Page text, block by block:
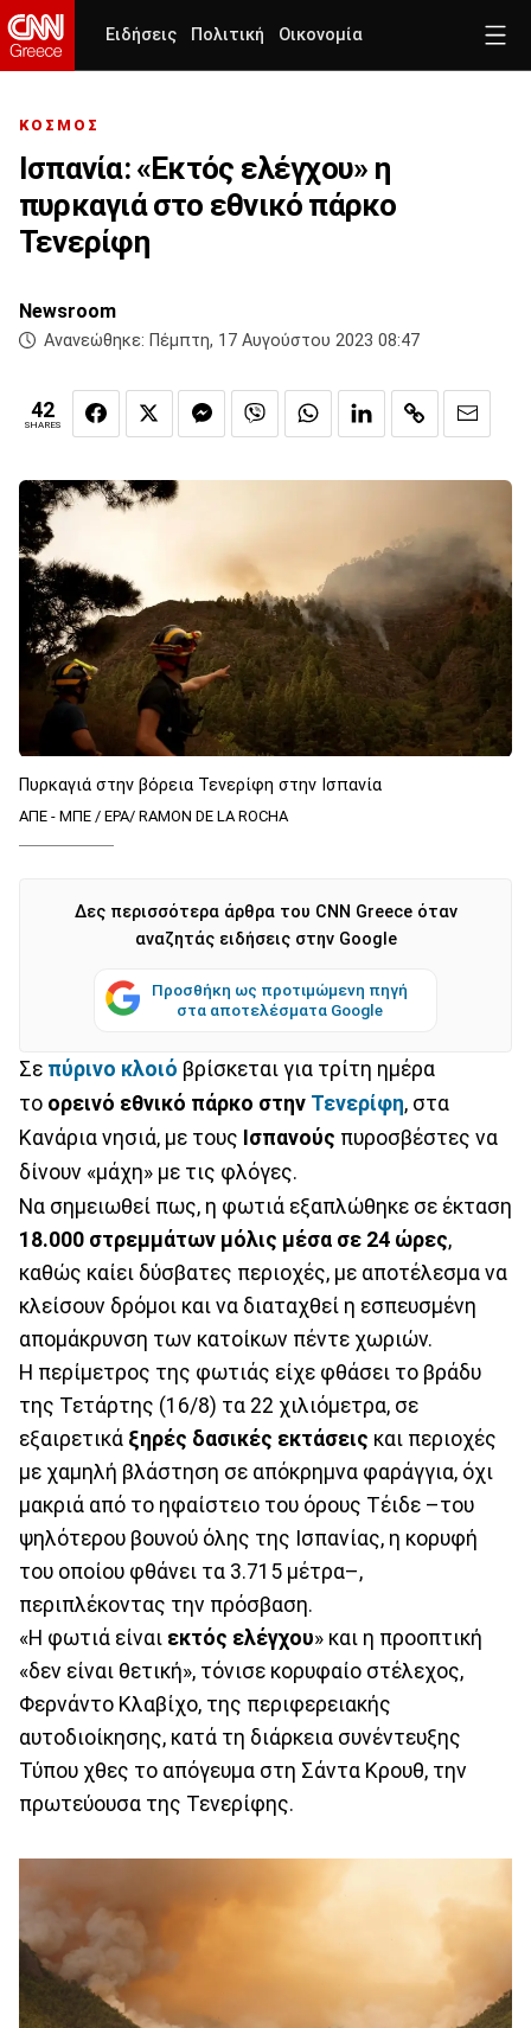
Ειδήσεις Πολιτική Οικονομία
ΚΟΣΜΟΣ
Ισπανία: «Εκτός ελέγχου» η
πυρκαγιά στο εθνικό πάρκο
Τενερίφη
Newsroom
Ανανεώθηκε: Πέμπτη, 17 Αυγούστου 2023 08:47
42
SHARES
Πυρκαγιά στην βόρεια Τενερίφη στην Ισπανία
ΑΠΕ - ΜΠΕ / EPA/ RAMON DE LA ROCHA
Δες περισσότερα άρθρα του CNN Greece όταν
αναζητάς ειδήσεις στην Google
Προσθήκη ως προτιμώμενη πηγή
στα αποτελέσματα Google
Σε πύρινο κλοιό βρίσκεται για τρίτη ημέρα
το ορεινό εθνικό πάρκο στην Τενερίφη, στα
Κανάρια νησιά, με τους Ισπανούς πυροσβέστες να
δίνουν «μάχη» με τις φλόγες.
Να σημειωθεί πως, η φωτιά εξαπλώθηκε σε έκταση
18.000 στρεμμάτων μόλις μέσα σε 24 ώρες,
καθώς καίει δύσβατες περιοχές, με αποτέλεσμα να
κλείσουν δρόμοι και να διαταχθεί η εσπευσμένη
απομάκρυνση των κατοίκων πέντε χωριών.
Η περίμετρος της φωτιάς είχε φθάσει το βράδυ
της Τετάρτης (16/8) τα 22 χιλιόμετρα, σε
εξαιρετικά ξηρές δασικές εκτάσεις και περιοχές
με χαμηλή βλάστηση σε απόκρημνα φαράγγια, όχι
μακριά από το ηφαίστειο του όρους Τέιδε –του
ψηλότερου βουνού όλης της Ισπανίας, η κορυφή
του οποίου φθάνει τα 3.715 μέτρα–,
περιπλέκοντας την πρόσβαση.
«Η φωτιά είναι εκτός ελέγχου» και η προοπτική
«δεν είναι θετική», τόνισε κορυφαίο στέλεχος,
Φερνάντο Κλαβίχο, της περιφερειακής
αυτοδιοίκησης, κατά τη διάρκεια συνέντευξης
Τύπου χθες το απόγευμα στη Σάντα Κρουθ, την
πρωτεύουσα της Τενερίφης.